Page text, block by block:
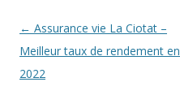
Navigation
des
articles
← Assurance vie La Ciotat –
Meilleur taux de rendement en
2022